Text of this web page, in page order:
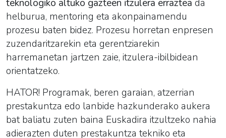
teknologiko altuko gazteen itzulera erraztea da
helburua, mentoring eta akonpainamendu
prozesu baten bidez. Prozesu horretan enpresen
zuzendaritzarekin eta gerentziarekin
harremanetan jartzen zaie, itzulera-ibilbidean
orientatzeko.
HATOR! Programak, beren garaian, atzerrian
prestakuntza edo lanbide hazkunderako aukera
bat baliatu zuten baina Euskadira itzultzeko nahia
adierazten duten prestakuntza tekniko eta